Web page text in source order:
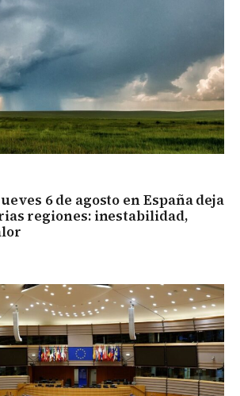
6 de agosto en España deja
regiones: inestabilidad,